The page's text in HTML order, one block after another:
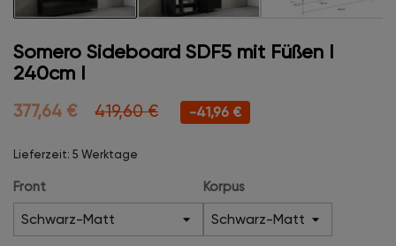
Somero Sideboard SDF5 mit Füßen I
240cm I
377,64 € 419,60 € -41,96 €
Lieferzeit: 5 Werktage
Front Korpus